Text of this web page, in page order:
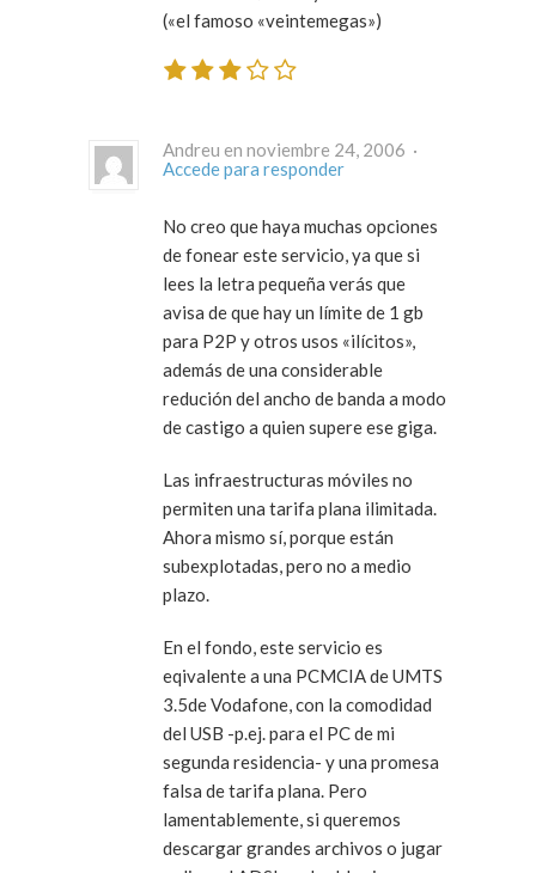
(«el famoso «veintemegas»)
Andreu en noviembre 24, 2006 ·
Accede para responder
No creo que haya muchas opciones
de fonear este servicio, ya que si
lees la letra pequeña verás que
avisa de que hay un límite de 1 gb
para P2P y otros usos «ilícitos»,
además de una considerable
redución del ancho de banda a modo
de castigo a quien supere ese giga.
Las infraestructuras móviles no
permiten una tarifa plana ilimitada.
Ahora mismo sí, porque están
subexplotadas, pero no a medio
plazo.
En el fondo, este servicio es
eqivalente a una PCMCIA de UMTS
3.5de Vodafone, con la comodidad
del USB -p.ej. para el PC de mi
segunda residencia- y una promesa
falsa de tarifa plana. Pero
lamentablemente, si queremos
descargar grandes archivos o jugar